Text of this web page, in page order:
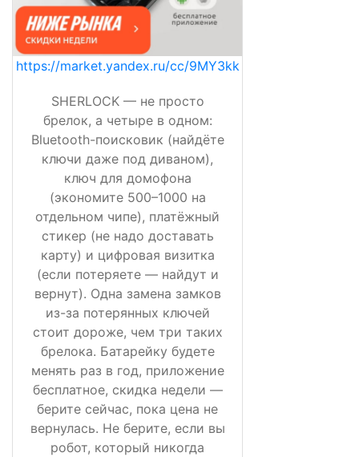
https://market.yandex.ru/cc/9MY3kk
SHERLOCK — не просто
брелок, а четыре в одном:
Bluetooth-поисковик (найдёте
ключи даже под диваном),
ключ для домофона
(экономите 500–1000 на
отдельном чипе), платёжный
стикер (не надо доставать
карту) и цифровая визитка
(если потеряете — найдут и
вернут). Одна замена замков
из-за потерянных ключей
стоит дороже, чем три таких
брелока. Батарейку будете
менять раз в год, приложение
бесплатное, скидка недели —
берите сейчас, пока цена не
вернулась. Не берите, если вы
робот, который никогда